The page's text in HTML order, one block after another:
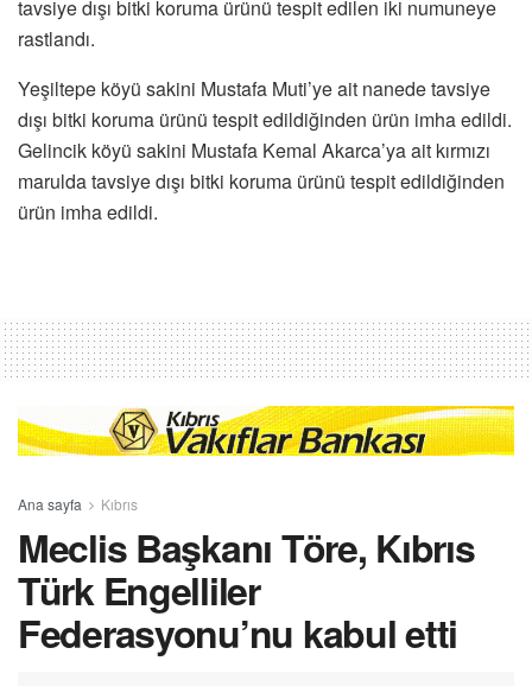
tavsiye dışı bitki koruma ürünü tespit edilen iki numuneye
rastlandı.
Yeşiltepe köyü sakini Mustafa Muti’ye ait nanede tavsiye
dışı bitki koruma ürünü tespit edildiğinden ürün imha edildi.
Gelincik köyü sakini Mustafa Kemal Akarca’ya ait kırmızı
marulda tavsiye dışı bitki koruma ürünü tespit edildiğinden
ürün imha edildi.
Ana sayfa Kıbrıs
Meclis Başkanı Töre, Kıbrıs
Türk Engelliler
Federasyonu’nu kabul etti